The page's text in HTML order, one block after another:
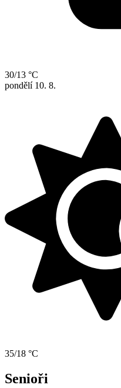
30/13 °C
pondělí 10. 8.
35/18 °C
Senioři